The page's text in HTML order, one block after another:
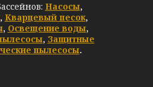
Насосы,
, Кварцевый песок,
, Освещение воды,
, Защитные
пылесосы.